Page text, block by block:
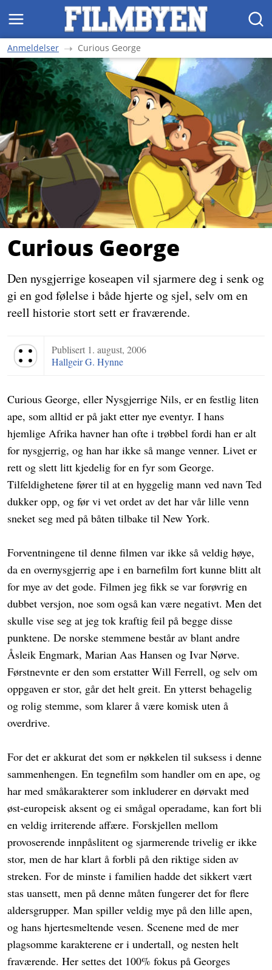
MENY SØK
Anmeldelser Curious George
Curious George
Den nysgjerrige koseapen vil sjarmere deg i senk og
gi en god følelse i både hjerte og sjel, selv om en
reell historie stort sett er fraværende.
Terningkast 4Publisert 1. august, 2006
Hallgeir G. Hynne
Curious George, eller Nysgjerrige Nils, er en festlig liten
ape, som alltid er på jakt etter nye eventyr. I hans
hjemlige Afrika havner han ofte i trøbbel fordi han er alt
for nysgjerrig, og han har ikke så mange venner. Livet er
rett og slett litt kjedelig for en fyr som George.
Tilfeldighetene fører til at en hyggelig mann ved navn Ted
dukker opp, og før vi vet ordet av det har vår lille venn
sneket seg med på båten tilbake til New York.
Forventningene til denne filmen var ikke så veldig høye,
da en overnysgjerrig ape i en barnefilm fort kunne blitt alt
for mye av det gode. Filmen jeg fikk se var forøvrig en
dubbet versjon, noe som også kan være negativt. Men det
skulle vise seg at jeg tok kraftig feil på begge disse
punktene. De norske stemmene består av blant andre
Åsleik Engmark, Marian Aas Hansen og Ivar Nørve.
Førstnevnte er den som erstatter Will Ferrell, og selv om
oppgaven er stor, går det helt greit. En ytterst behagelig
og rolig stemme, som klarer å være komisk uten å
overdrive.
For det er akkurat det som er nøkkelen til suksess i denne
sammenhengen. En tegnefilm som handler om en ape, og
har med småkarakterer som inkluderer en dørvakt med
øst-europeisk aksent og ei smågal operadame, kan fort bli
en veldig irriterende affære. Forskjellen mellom
provoserende innpåslitent og sjarmerende trivelig er ikke
stor, men de har klart å forbli på den riktige siden av
streken. For de minste i familien hadde det sikkert vært
stas uansett, men på denne måten fungerer det for flere
aldersgrupper. Man spiller veldig mye på den lille apen,
og hans hjertesmeltende vesen. Scenene med de mer
plagsomme karakterene er i undertall, og nesten helt
fraværende. Her settes det 100% fokus på Georges